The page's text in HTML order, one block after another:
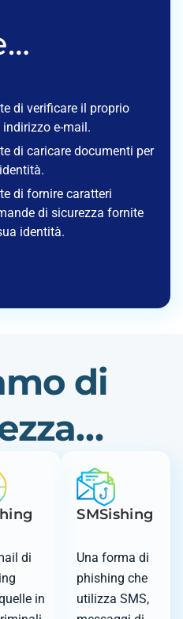
di verificare il proprio
e-mail.
di caricare documenti per
di fornire caratteri
di sicurezza fornite
identità.
di
di
in
SMSishing
Una forma di
phishing che
utilizza SMS,